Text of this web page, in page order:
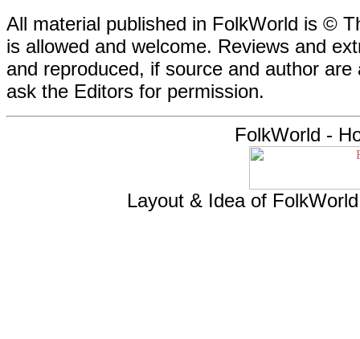
All material published in FolkWorld is ©
is allowed and welcome. Reviews and
and reproduced, if source and author
ask the Editors for permission.
FolkWorld -
Layout & Idea of